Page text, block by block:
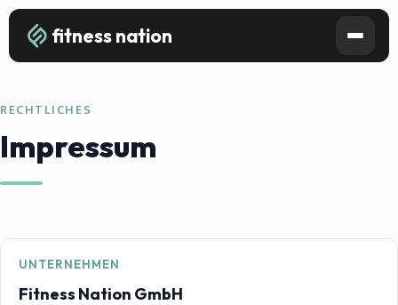
fitness nation
RECHTLICHES
Impressum
UNTERNEHMEN
Fitness Nation GmbH